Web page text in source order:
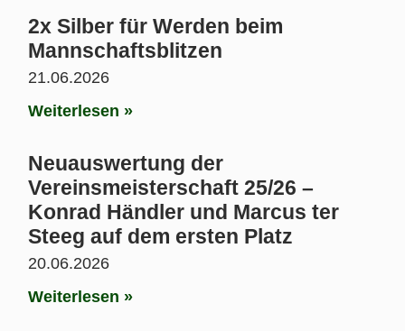
2x Silber für Werden beim
Mannschaftsblitzen
21.06.2026
Weiterlesen »
Neuauswertung der
Vereinsmeisterschaft 25/26 –
Konrad Händler und Marcus ter
Steeg auf dem ersten Platz
20.06.2026
Weiterlesen »